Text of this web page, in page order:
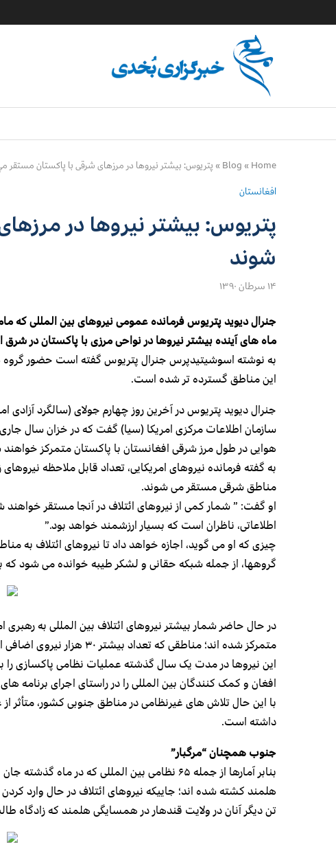
Home
»
Blog
» پتريوس: بيشتر نيروها در مرزهای شرقی با پاكستان مستقر
افغانستان
پتريوس: بيشتر نيروها در
شوند
۱۴ سرطان ۱۳۹۰
جنرال دیوید پتریوس فرمانده عمومی نیروهای بین المللی که
ماه های آینده بیشتر نیروها در نواحی مرزی با پاکستان در
به نوشته اسوشیتیدپرس جنرال پتریوس گفته است حضور گروه
این مناطق گسترده تر شده است.
جنرال دیوید پتریوس در آخرین روز چهارم جولای (سالگرد
سازمان اطلاعات مرکزی امریکا (سیا) گفت که در خزان سال
هوایی در طول مرز شرقی افغانستان با پاکستان متمرکز
به گفته فرمانده نیروهای امریکایی، تعداد قابل ملاحظه
مناطق شرقی مستقر می شوند.
او گفت: ” شمار کمی از نیروهای ائتلاف در آنجا مستقر
اطلاعاتی، ناظران است که بسیار ارزشمند خواهد بود.”
چیزی که او می گوید، اجازه خواهد داد تا نیروهای ائتلاف به
گروهها، از جمله شبکه حقانی و لشکر طیبه خوانده می شود که
در حال حاضر شمار بیشتر نیروهای ائتلاف بین المللی به
متمرکز شده اند؛ مناطقی که تعداد بیشتر ۳۰ هزار نیروی اضافی ایالات متحده سال گذشته در آن مستقر شدند.
این نیروها در مدت یک سال گذشته عملیات نظامی پاکسازی را
افغان و کمک کنندگان بین المللی را در راستای اجرای برنامه
با این حال تلاش های غیرنظامی در مناطق جنوبی کشور، متأثر
داشته است.
جنوب همچنان “مرگبار”
هلمند کشته شده اند؛ جاییکه نیروهای ائتلاف در حال وارد
تن دیگر آنان در ولایت قندهار در همسایگی هلمند که زادگاه